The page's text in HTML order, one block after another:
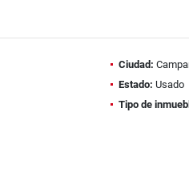
Ciudad:
Estado: Usado
Tipo de